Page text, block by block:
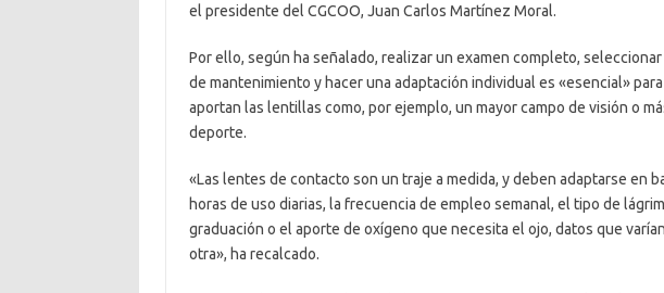
el presidente del CGCOO, Juan Carlos Martínez Moral.
Por ello, según ha señalado, realizar un examen completo,
de mantenimiento y hacer una adaptación individual es «esencial»
aportan las lentillas como, por ejemplo, un mayor campo de visión o
deporte.
«Las lentes de contacto son un traje a medida, y deben adaptarse en
horas de uso diarias, la frecuencia de empleo semanal, el tipo de
graduación o el aporte de oxígeno que necesita el ojo, datos que
otra», ha recalcado.